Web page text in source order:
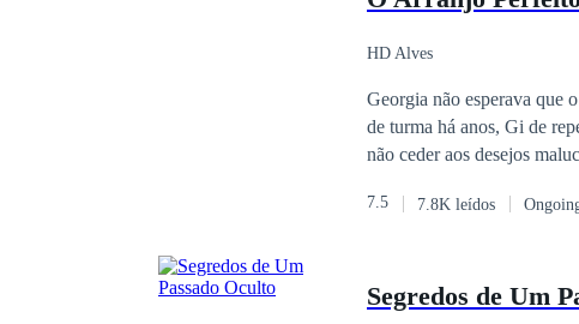
HD Alves
Georgia não esperava que o arranjo de
de turma há anos, Gi de
não ceder aos desejos
tem namorada. É proibido. Ou não? Ed não estava preparado para o que Georgia lhe fazia sentir. Muito mais
uma ditará o futuro que
7.5 7.8K leídos
Segredos de Um